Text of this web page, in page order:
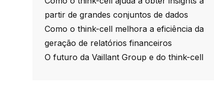
partir de grandes conjuntos de dados
Como o think-cell melhora a eficiência da
geração de relatórios financeiros
O futuro da Vaillant Group e do think-cell